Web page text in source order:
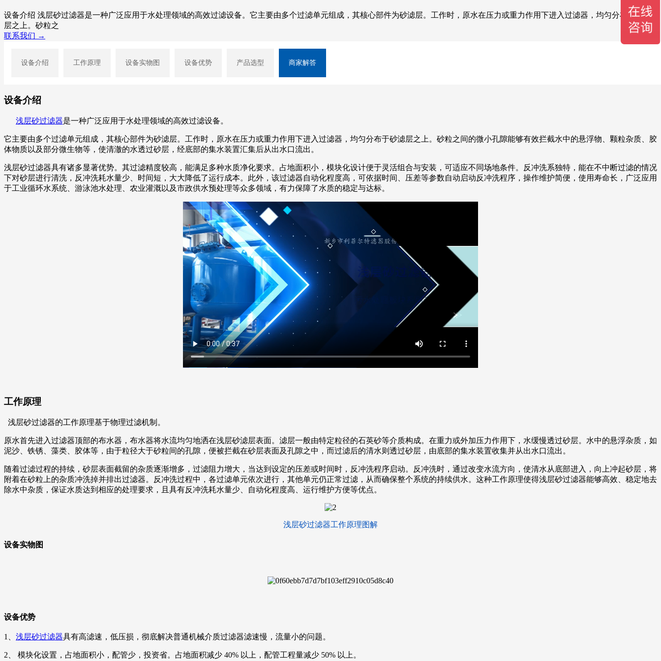
设备介绍 浅层砂过滤器是一种广泛应用于水处理领域的高效过滤设备。它主要由多个过滤单元组成，其核心部件为砂滤层。工作时，原水在压力或重力作用下进入过滤器，均匀分布于砂滤
层之上。砂粒之
联系我们 →
设备介绍 工作原理 设备实物图 设备优势 产品选型 商家解答
设备介绍
浅层砂过滤器是一种广泛应用于水处理领域的高效过滤设备。
它主要由多个过滤单元组成，其核心部件为砂滤层。工作时，原水在压力或重力作用下进入过滤器，均匀分布于砂滤层之上。砂粒之间的微小孔隙能够有效拦截水中的悬浮物、颗粒杂质、胶
体物质以及部分微生物等，使清澈的水透过砂层，经底部的集水装置汇集后从出水口流出。
浅层砂过滤器具有诸多显著优势。其过滤精度较高，能满足多种水质净化要求。占地面积小，模块化设计便于灵活组合与安装，可适应不同场地条件。反冲洗系独特，能在不中断过滤的情况
下对砂层进行清洗，反冲洗耗水量少、时间短，大大降低了运行成本。此外，该过滤器自动化程度高，可依据时间、压差等参数自动启动反冲洗程序，操作维护简便，使用寿命长，广泛应用
于工业循环水系统、游泳池水处理、农业灌溉以及市政供水预处理等众多领域，有力保障了水质的稳定与达标。
工作原理
浅层砂过滤器的工作原理基于物理过滤机制。
原水首先进入过滤器顶部的布水器，布水器将水流均匀地洒在浅层砂滤层表面。滤层一般由特定粒径的石英砂等介质构成。在重力或外加压力作用下，水缓慢透过砂层。水中的悬浮杂质，如
泥沙、铁锈、藻类、胶体等，由于粒径大于砂粒间的孔隙，便被拦截在砂层表面及孔隙之中，而过滤后的清水则透过砂层，由底部的集水装置收集并从出水口流出。
随着过滤过程的持续，砂层表面截留的杂质逐渐增多，过滤阻力增大，当达到设定的压差或时间时，反冲洗程序启动。反冲洗时，通过改变水流方向，使清水从底部进入，向上冲起砂层，将
附着在砂粒上的杂质冲洗掉并排出过滤器。反冲洗过程中，各过滤单元依次进行，其他单元仍正常过滤，从而确保整个系统的持续供水。这种工作原理使得浅层砂过滤器能够高效、稳定地去
除水中杂质，保证水质达到相应的处理要求，且具有反冲洗耗水量少、自动化程度高、运行维护方便等优点。
浅层砂过滤器工作原理图解
设备实物图
设备优势
1、 浅层砂过滤器具有高滤速，低压损，彻底解决普通机械介质过滤器滤速慢，流量小的问题。
2、 模块化设置，占地面积小，配管少，投资省。占地面积减少 40% 以上，配管工程量减少 50% 以上。